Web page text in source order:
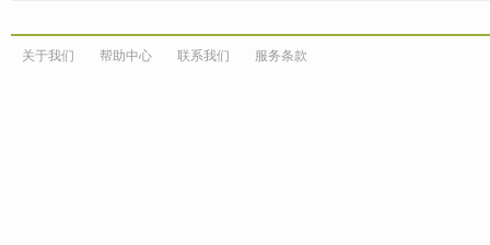
关于我们 帮助中心 联系我们 服务条款